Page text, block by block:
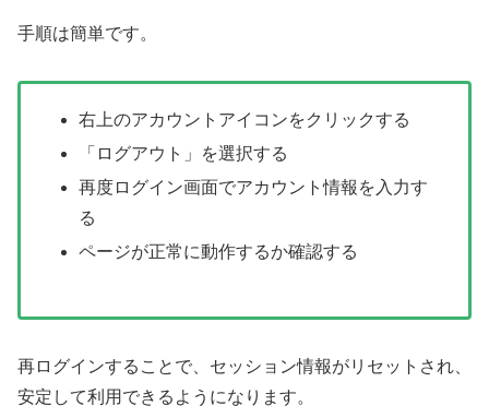
手順は簡単です。
右上のアカウントアイコンをクリックする
「ログアウト」を選択する
再度ログイン画面でアカウント情報を入力す
る
ページが正常に動作するか確認する
再ログインすることで、セッション情報がリセットされ、
安定して利用できるようになります。